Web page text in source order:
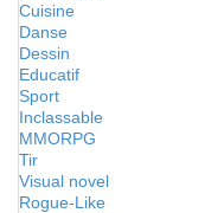
Cuisine
Danse
Dessin
Educatif
Sport
Inclassable
MMORPG
Tir
Visual novel
Rogue-Like